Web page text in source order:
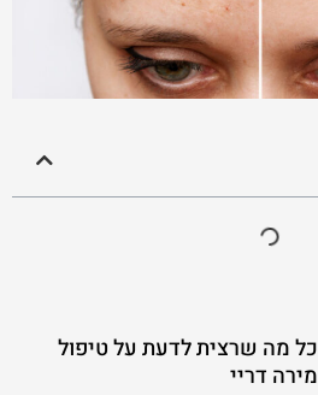
כל מה שרצית לדעת על טיפול
מירה דריי